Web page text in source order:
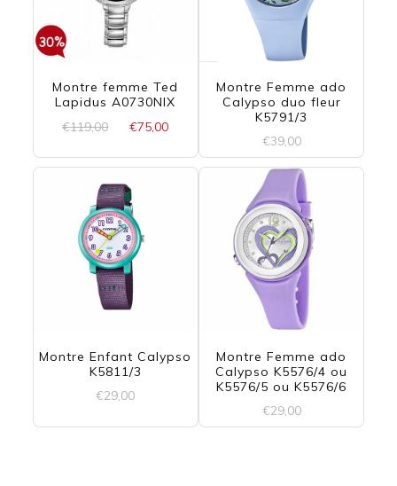
Montre femme Ted
Lapidus A0730NIX
€119,00
Le
initial
était :
€119,00.
€75,00
actuel
Montre Femme ado
Calypso duo fleur
K5791/3
€39,00
Montre Enfant Calypso
K5811/3
€29,00
Montre Femme ado
Calypso K5576/4 ou
K5576/5 ou K5576/6
€29,00